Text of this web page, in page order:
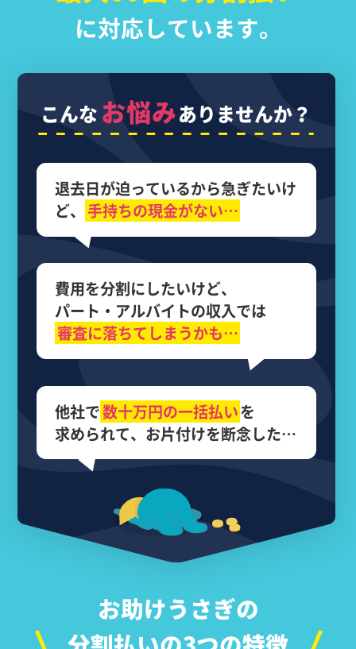
に対応しています。
こんなお悩みありませんか？
退去日が迫っているから急ぎたいけ
ど、 手持ちの現金がない…
費用を分割にしたいけど、
パート・アルバイトの収入では
審査に落ちてしまうかも…
他社で数十万円の一括払いを
求められて、 お片付けを断念した…
お助けうさぎの